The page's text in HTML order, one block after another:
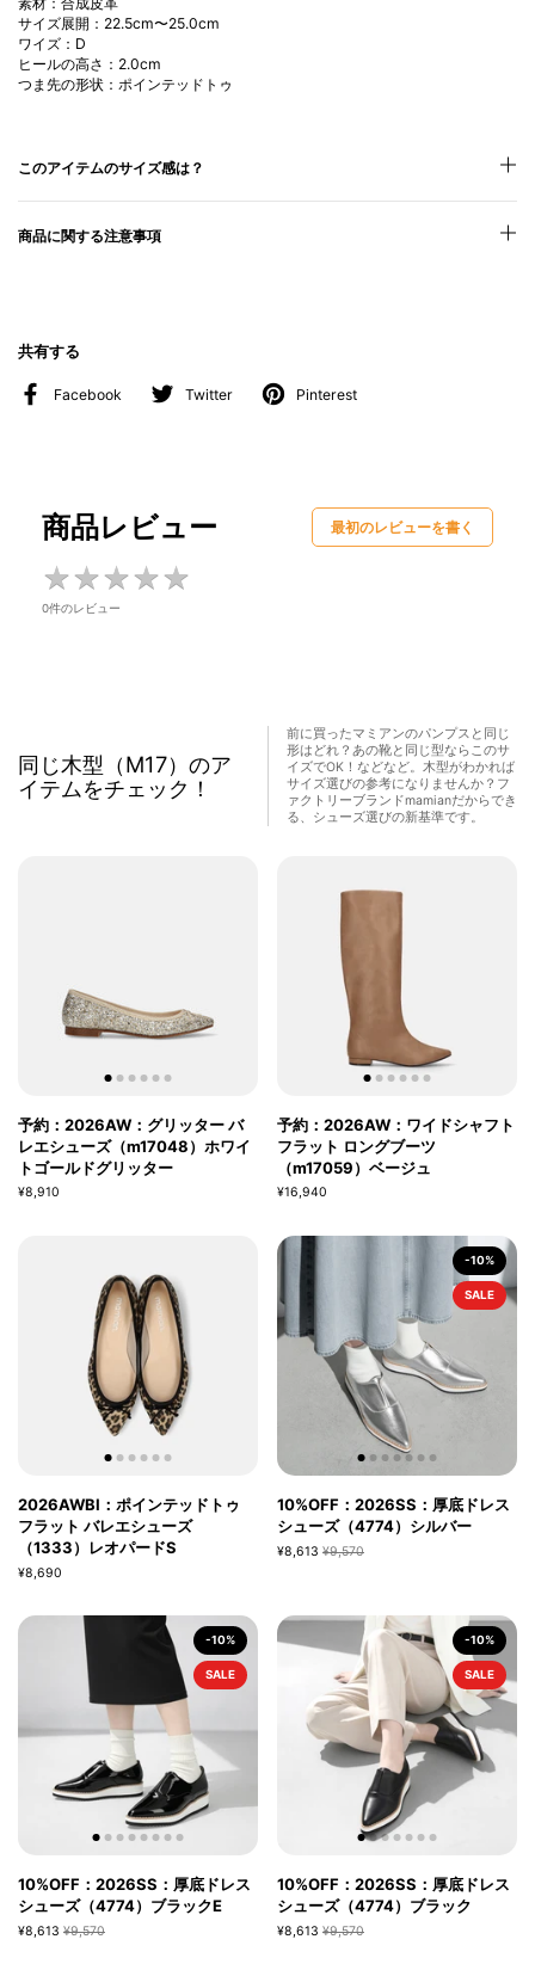
サイズ展開：22.5cm〜25.0cm
ワイズ：D
ヒールの高さ：2.0cm
つま先の形状：ポインテッドトゥ
このアイテムのサイズ感は？
商品に関する注意事項
共有する
Facebook Twitter Pinterest
商品レビュー 最初のレビューを書く
★ ★ ★ ★ ★
★ ★ ★ ★ ★
0件のレビュー
同じ木型（M17）のア
イテムをチェック！
前に買ったマミアンのパンプスと同じ
形はどれ？あの靴と同じ型ならこのサ
イズでOK！などなど。木型がわかれば
サイズ選びの参考になりませんか？フ
ァクトリーブランドmamianだからでき
る、シューズ選びの新基準です。
予約：2026AW：グリッター バ
レエシューズ（m17048）ホワイ
トゴールドグリッター
¥8,910
予約：2026AW：ワイドシャフト
フラット ロングブーツ
（m17059）ベージュ
¥16,940
2026AWBI：ポインテッドトゥ
フラット バレエシューズ
（1333）レオパードS
¥8,690
10%OFF：2026SS：厚底ドレス
シューズ（4774）シルバー
¥8,613 ¥9,570
-10%
SALE
10%OFF：2026SS：厚底ドレス
シューズ（4774）ブラックE
¥8,613 ¥9,570
-10%
SALE
10%OFF：2026SS：厚底ドレス
シューズ（4774）ブラック
¥8,613 ¥9,570
-10%
SALE